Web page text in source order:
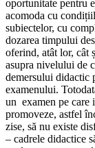
oportunitate pentru
acomoda cu
subiectelor, cu
dozarea timpului
oferind, atât lor, cât
asupra nivelului de
demersului didactic
examenului.
un examen pe care
promoveze, astfel
zise, să nu existe
– cadrele didactice